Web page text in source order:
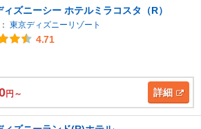
ィズニーシー ホテルミラコスタ（R）
東京ディズニーリゾート
4.71
円～ 詳細